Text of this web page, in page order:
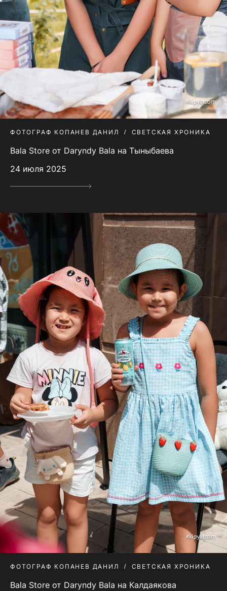
ФОТОГРАФ КОПАНЕВ ДАНИЛ СВЕТСКАЯ ХРОНИКА
Bala Store от Daryndy Bala на Тыныбаева
24 июля 2025
ФОТОГРАФ КОПАНЕВ ДАНИЛ СВЕТСКАЯ ХРОНИКА
Bala Store от Daryndy Bala на Калдаякова